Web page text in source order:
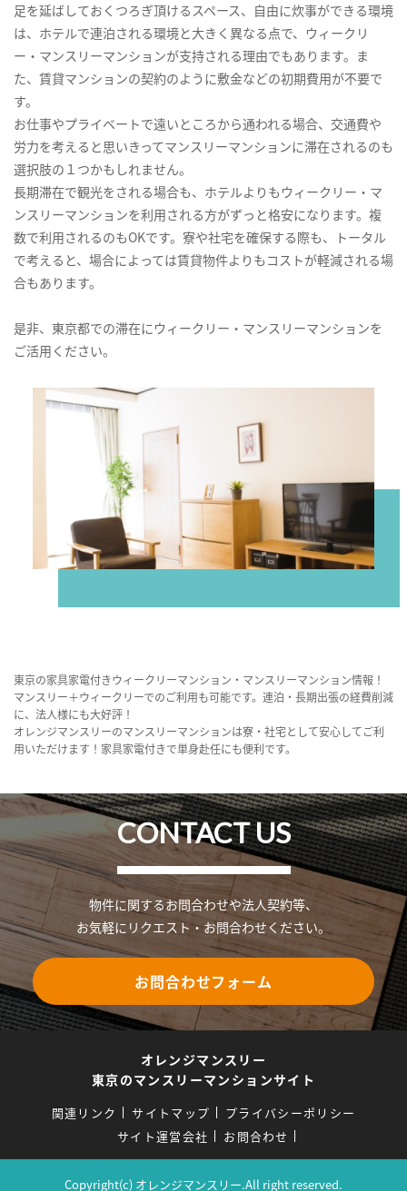
足を延ばしておくつろぎ頂けるスペース、自由に炊事ができる環境
は、ホテルで連泊される環境と大きく異なる点で、ウィークリ
ー・マンスリーマンションが支持される理由でもあります。ま
た、賃貸マンションの契約のように敷金などの初期費用が不要で
す。
お仕事やプライベートで遠いところから通われる場合、交通費や
労力を考えると思いきってマンスリーマンションに滞在されるのも
選択肢の１つかもしれません。
長期滞在で観光をされる場合も、ホテルよりもウィークリー・マ
ンスリーマンションを利用される方がずっと格安になります。複
数で利用されるのもOKです。寮や社宅を確保する際も、トータル
で考えると、場合によっては賃貸物件よりもコストが軽減される場
合もあります。
是非、東京都での滞在にウィークリー・マンスリーマンションを
ご活用ください。
東京の家具家電付きウィークリーマンション・マンスリーマンション情報！
マンスリー＋ウィークリーでのご利用も可能です。連泊・長期出張の経費削減
に、法人様にも大好評！
オレンジマンスリーのマンスリーマンションは寮・社宅として安心してご利
用いただけます！家具家電付きで単身赴任にも便利です。
CONTACT US
物件に関するお問合わせや法人契約等、
お気軽にリクエスト・お問合わせください。
お問合わせフォーム
オレンジマンスリー
東京のマンスリーマンションサイト
関連リンク サイトマップ
プライバシーポリシー
サイト運営会社
お問合わせ
Copyright(c) オレンジマンスリー.All right reserved.